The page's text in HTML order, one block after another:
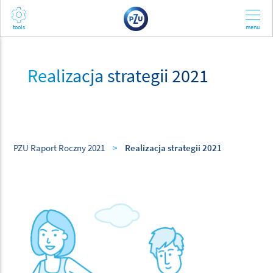
Realizacja strategii 2021
PZU Raport Roczny 2021 > Realizacja strategii 2021